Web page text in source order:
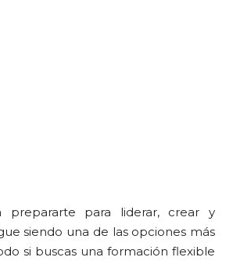
prepararte para liderar, crear y
siendo una de las opciones más
si buscas una formación flexible